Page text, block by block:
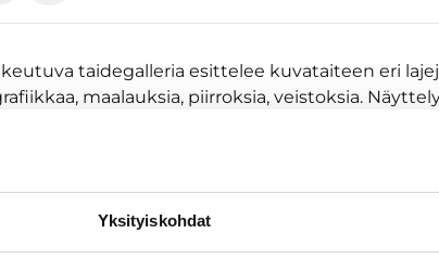
Yksityiskohdat
taidegalleria esittelee kuvataiteen eri
maalauksia, piirroksia, veistoksia.